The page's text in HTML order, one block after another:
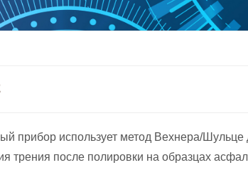
прибор использует метод Вехнера/Шульце
трения после полировки на образцах